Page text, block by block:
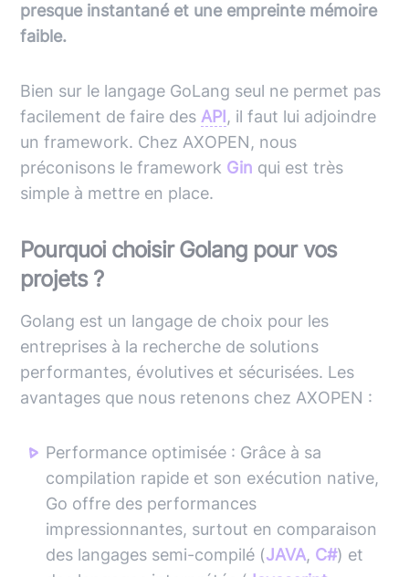
presque instantané et une empreinte mémoire
faible.
Bien sur le langage GoLang seul ne permet pas
facilement de faire desAPI , il faut lui adjoindre
un framework. Chez AXOPEN, nous
préconisons le framework Gin qui est très
simple à mettre en place.
Pourquoi choisir Golang pour vos
projets ?
Golang est un langage de choix pour les
entreprises à la recherche de solutions
performantes, évolutives et sécurisées. Les
avantages que nous retenons chez AXOPEN :
Performance optimisée : Grâce à sa
compilation rapide et son exécution native,
Go offre des performances
impressionnantes, surtout en comparaison
des langages semi-compilé (JAVA, C#) et